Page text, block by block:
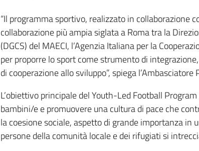
“Il programma sportivo, realizzato in collaborazione
collaborazione più ampia siglata a Roma tra la
(DGCS) del MAECI, l’Agenzia Italiana per la
per proporre lo sport come strumento di
di cooperazione allo sviluppo”, spiega l’Ambasciatore
L’obiettivo principale del Youth-Led Football
bambini/e e promuovere una cultura di pace che
la coesione sociale, aspetto di grande importanza in
persone della comunità locale e dei rifugiati si